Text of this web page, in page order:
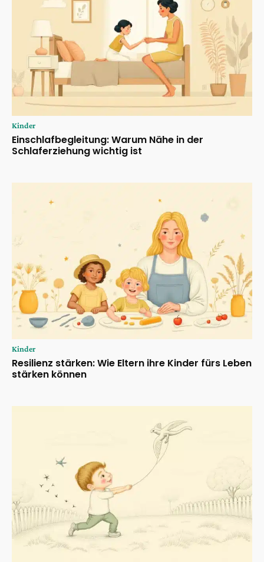
Kinder
Einschlafbegleitung: Warum Nähe in der
Schlaferziehung wichtig ist
Kinder
Resilienz stärken: Wie Eltern ihre Kinder fürs Leben
stärken können